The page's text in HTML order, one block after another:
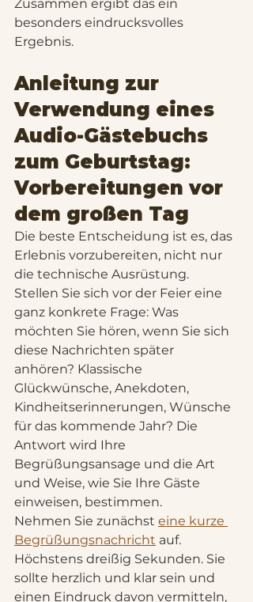
Zusammen ergibt das ein
besonders eindrucksvolles
Ergebnis.
Anleitung zur
Verwendung eines
Audio-Gästebuchs
zum Geburtstag:
Vorbereitungen vor
dem großen Tag
Die beste Entscheidung ist es, das
Erlebnis vorzubereiten, nicht nur
die technische Ausrüstung.
Stellen Sie sich vor der Feier eine
ganz konkrete Frage: Was
möchten Sie hören, wenn Sie sich
diese Nachrichten später
anhören? Klassische
Glückwünsche, Anekdoten,
Kindheitserinnerungen, Wünsche
für das kommende Jahr? Die
Antwort wird Ihre
Begrüßungsansage und die Art
und Weise, wie Sie Ihre Gäste
einweisen, bestimmen.
Nehmen Sie zunächst eine kurze
Begrüßungsnachricht auf.
Höchstens dreißig Sekunden. Sie
sollte herzlich und klar sein und
einen Eindruck davon vermitteln,